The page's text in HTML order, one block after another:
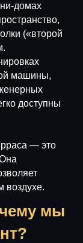
домах
(«второй
машины,
доступны
— это
воздухе.
мы